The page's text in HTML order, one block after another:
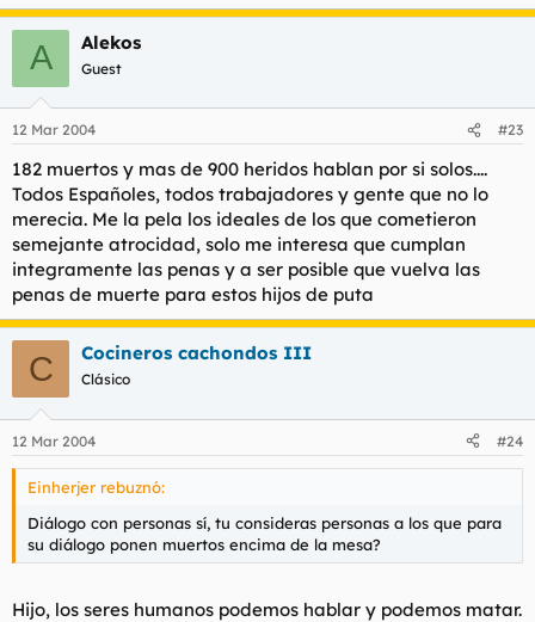
A Alekos
Guest
12 Mar 2004 #23
182 muertos y mas de 900 heridos hablan por si solos....
Todos Españoles, todos trabajadores y gente que no lo
merecia. Me la pela los ideales de los que cometieron
semejante atrocidad, solo me interesa que cumplan
integramente las penas y a ser posible que vuelva las
penas de muerte para estos hijos de puta
C Cocineros cachondos III
Clásico
12 Mar 2004 #24
Einherjer rebuznó:
Diálogo con personas sí, tu consideras personas a los que para
su diálogo ponen muertos encima de la mesa?
Hijo, los seres humanos podemos hablar y podemos matar.